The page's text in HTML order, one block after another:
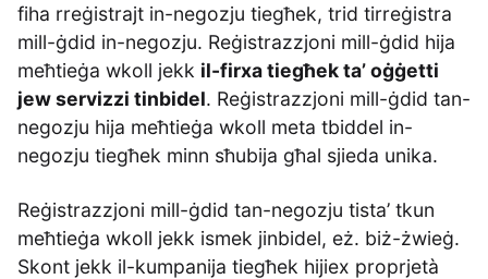
fiha rreġistrajt in-negozju tiegħek, trid tirreġistra
mill-ġdid in-negozju. Reġistrazzjoni mill-ġdid hija
meħtieġa wkoll jekk il-firxa tiegħek ta’ oġġetti
jew servizzi tinbidel. Reġistrazzjoni mill-ġdid tan-
negozju hija meħtieġa wkoll meta tbiddel in-
negozju tiegħek minn sħubija għal sjieda unika.
Reġistrazzjoni mill-ġdid tan-negozju tista’ tkun
meħtieġa wkoll jekk ismek jinbidel, eż. biż-żwieġ.
Skont jekk il-kumpanija tiegħek hijiex proprjetà